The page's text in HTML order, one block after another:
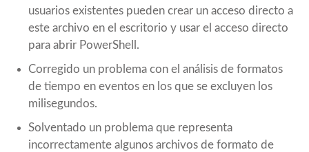
usuarios existentes pueden crear un acceso directo a
este archivo en el escritorio y usar el acceso directo
para abrir PowerShell.
Corregido un problema con el análisis de formatos
de tiempo en eventos en los que se excluyen los
milisegundos.
Solventado un problema que representa
incorrectamente algunos archivos de formato de